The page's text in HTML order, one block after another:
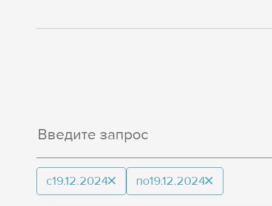
с19.12.2024 по19.12.2024